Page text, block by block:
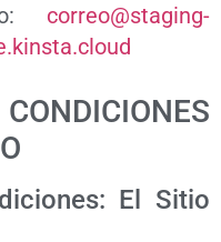
correo@staging-
El Sitio